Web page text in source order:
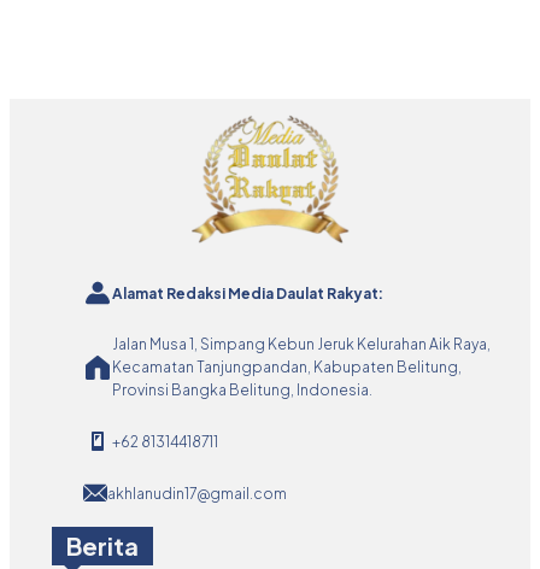
Alamat Redaksi Media Daulat Rakyat:
Jalan Musa 1, Simpang Kebun Jeruk Kelurahan Aik Raya,
Kecamatan Tanjungpandan, Kabupaten Belitung,
Provinsi Bangka Belitung, Indonesia.
+62 81314418711
akhlanudin17@gmail.com
Berita